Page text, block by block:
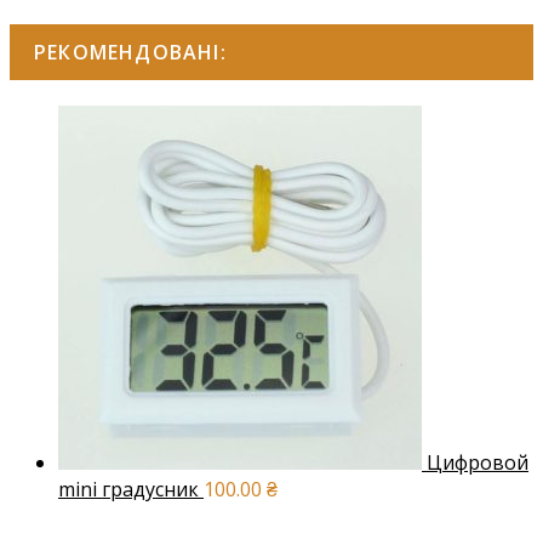
РЕКОМЕНДОВАНІ:
Цифровой
mini градусник 100.00 ₴